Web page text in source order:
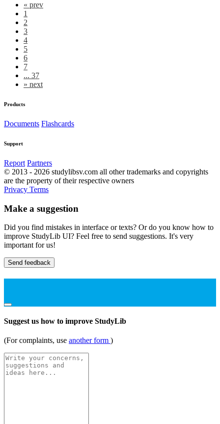
« prev
1
2
3
4
5
6
7
... 37
» next
Products
Documents Flashcards
Support
Report Partners
© 2013 - 2026 studylibsv.com all other trademarks and copyrights
are the property of their respective owners
Privacy Terms
Make a suggestion
Did you find mistakes in interface or texts? Or do you know how to
improve StudyLib UI? Feel free to send suggestions. It's very
important for us!
Send feedback
Suggest us how to improve StudyLib
(For complaints, use another form )